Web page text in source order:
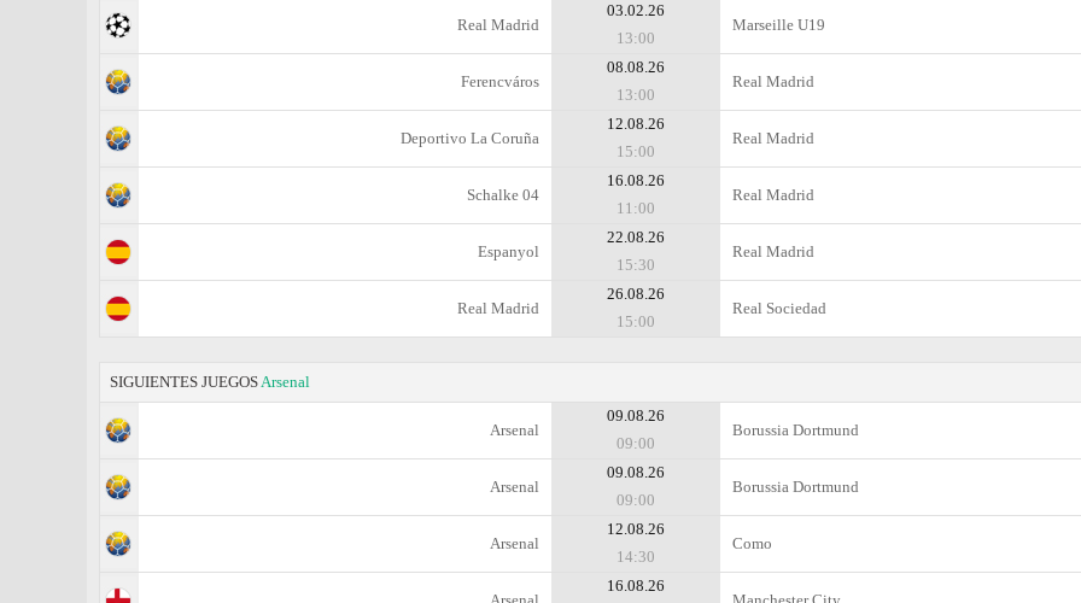
Real Madrid
03.02.26
13:00
Marseille U19
Ferencváros
08.08.26
13:00
Real Madrid
Deportivo La Coruña
12.08.26
15:00
Real Madrid
Schalke 04
16.08.26
11:00
Real Madrid
Espanyol
22.08.26
15:30
Real Madrid
Real Madrid
26.08.26
15:00
Real Sociedad
SIGUIENTES JUEGOSArsenal
Arsenal
09.08.26
09:00
Borussia Dortmund
Arsenal
09.08.26
09:00
Borussia Dortmund
Arsenal
12.08.26
14:30
Como
16.08.26